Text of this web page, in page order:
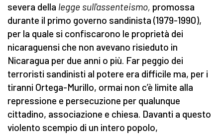
severa della legge sull'assenteismo, promossa
durante il primo governo sandinista (1979-1990),
per la quale si confiscarono le proprietà dei
nicaraguensi che non avevano risieduto in
Nicaragua per due anni o più. Far peggio dei
terroristi sandinisti al potere era difficile ma, per i
tiranni Ortega-Murillo, ormai non c’è limite alla
repressione e persecuzione per qualunque
cittadino, associazione e chiesa. Davanti a questo
violento scempio di un intero popolo,